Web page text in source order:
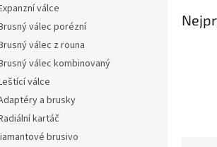
válce
válec porézní
válec z rouna
válec kombinovaný
válce
a brusky
kartáč
brusivo